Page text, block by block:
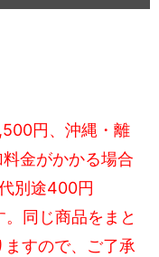
円、沖縄・離
金がかかる場合
別途400円
同じ商品をまと
すので、ご了承